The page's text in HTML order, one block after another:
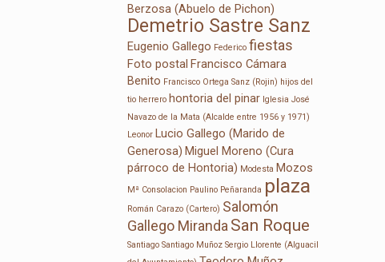
Berzosa (Abuelo de Pichon)
Demetrio Sastre Sanz
Eugenio Gallego Federico fiestas
Foto postal Francisco Cámara
Benito Francisco Ortega Sanz (Rojin) hijos del
tio herrero hontoria del pinar Iglesia José
Navazo de la Mata (Alcalde entre 1956 y 1971)
Leonor Lucio Gallego (Marido de
Generosa) Miguel Moreno (Cura
párroco de Hontoria) Modesta Mozos
Mª Consolacion Paulino Peñaranda plaza
Román Carazo (Cartero) Salomón
Gallego Miranda San Roque
Santiago Santiago Muñoz Sergio Llorente (Alguacil